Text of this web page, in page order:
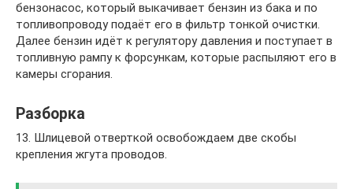
бензонасос, который выкачивает бензин из бака и по
топливопроводу подаёт его в фильтр тонкой очистки.
Далее бензин идёт к регулятору давления и поступает в
топливную рампу к форсункам, которые распыляют его в
камеры сгорания.
Разборка
13. Шлицевой отверткой освобождаем две скобы
крепления жгута проводов.